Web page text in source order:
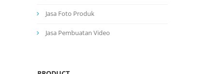
Jasa Foto Produk
Jasa Pembuatan Video